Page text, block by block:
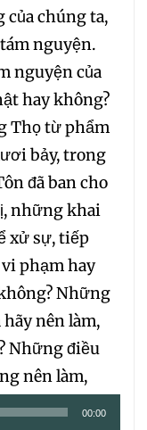
00:00
của chúng ta,
nguyện.
nguyện của
hay không?
Thọ từ phẩm
bảy, trong
đã ban cho
những khai
xử sự, tiếp
phạm hay
Những
nên làm,
Những điều
nên làm,
tối nhằm